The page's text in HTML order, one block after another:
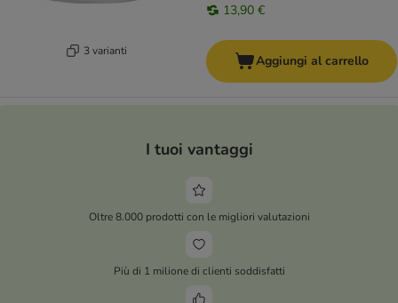
3 varianti
13,90 €
Aggiungi al carrello
I tuoi vantaggi
Oltre 8.000 prodotti con le migliori valutazioni
Più di 1 milione di clienti soddisfatti